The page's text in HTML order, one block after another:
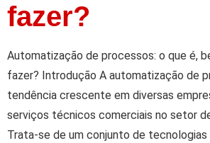
fazer?
Automatização de processos: o que é,
fazer? Introdução A automatização de
tendência crescente em diversas
serviços técnicos comerciais no setor
Trata-se de um conjunto de